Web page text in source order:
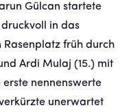
Gülcan startete
in das
früh durch
Ardi Mulaj (15.) mit
erste nennenswerte
unerwartet